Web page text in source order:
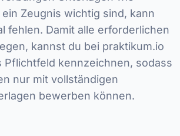
Zeugnis wichtig sind, kann
fehlen. Damit alle erforderlichen
kannst du bei praktikum.io
Pflichtfeld kennzeichnen, sodass
nur mit vollständigen
bewerben können.